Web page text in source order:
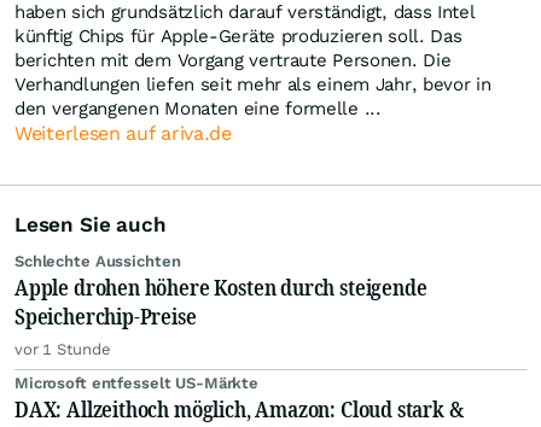
haben sich grundsätzlich darauf verständigt, dass Intel
künftig Chips für Apple-Geräte produzieren soll. Das
berichten mit dem Vorgang vertraute Personen. Die
Verhandlungen liefen seit mehr als einem Jahr, bevor in
den vergangenen Monaten eine formelle ...
Weiterlesen auf ariva.de
Lesen Sie auch
Schlechte Aussichten
Apple drohen höhere Kosten durch steigende
Speicherchip-Preise
vor 1 Stunde
Microsoft entfesselt US-Märkte
DAX: Allzeithoch möglich, Amazon: Cloud stark &